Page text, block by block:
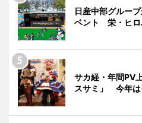
日産中部グルー
ベント 栄・ヒロ
サカ経・年間PV
スサミ」 今年は